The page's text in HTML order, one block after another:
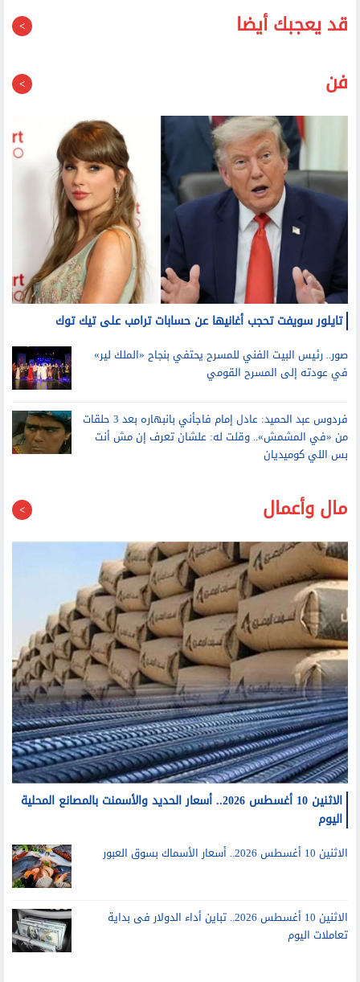
قد يعجبك أيضا
تايلور سويفت تحجب أغانيها عن حسابات ترامب على تيك توك
صور.. رئيس البيت الفني للمسرح يحتفي بنجاح «الملك لير»
في عودته إلى المسرح القومي
من «في المشمش».. وقلت له: علشان تعرف إن مش أنت
بس اللي كوميديان
مال وأعمال
الاثنين 10 أغسطس 2026.. أسعار الحديد والأسمنت بالمصانع المحلية
الاثنين 10 أغسطس 2026.. أسعار الأسماك بسوق العبور